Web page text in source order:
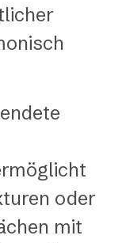
oder
mit